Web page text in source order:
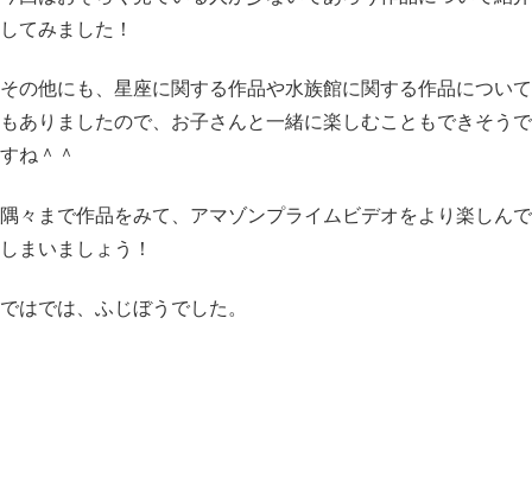
してみました！
その他にも、星座に関する作品や水族館に関する作品について
もありましたので、お子さんと一緒に楽しむこともできそうで
すね＾＾
隅々まで作品をみて、アマゾンプライムビデオをより楽しんで
しまいましょう！
ではでは、ふじぼうでした。